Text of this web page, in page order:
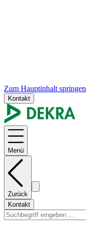
Zum Hauptinhalt springen
Kontakt
Menü
Zurück
Kontakt